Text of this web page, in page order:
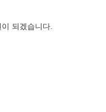
되겠습니다.